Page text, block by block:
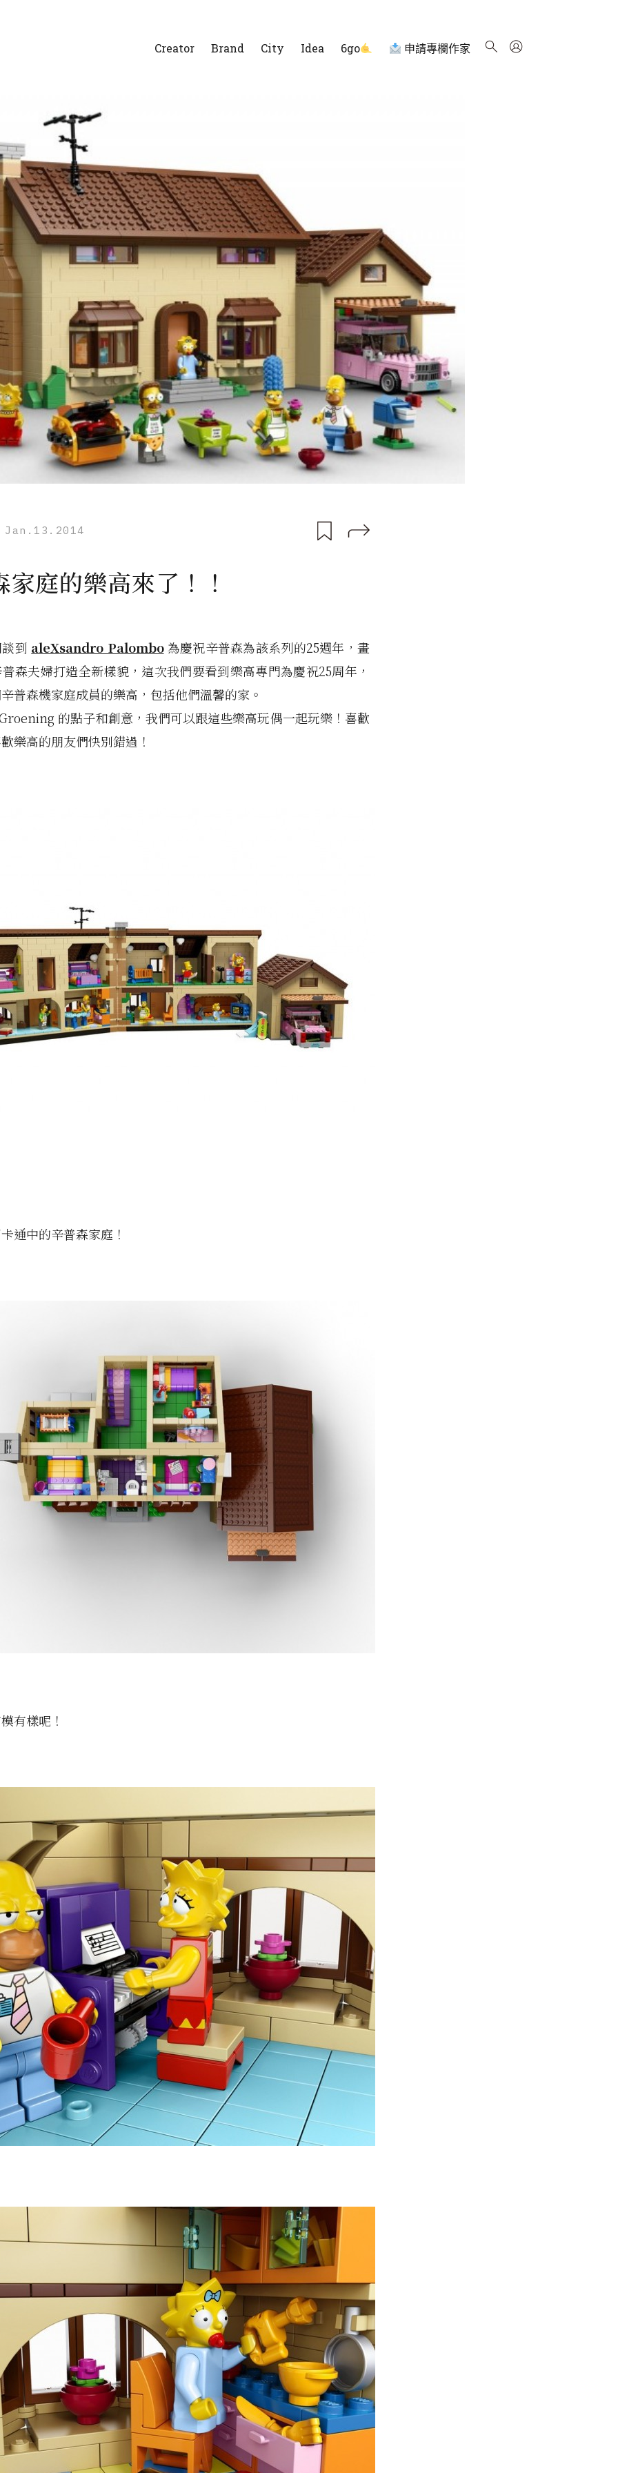
Creator Brand City Idea 6go 申請專欄作家
Jan.13.2014
家庭的樂高來了！！
到 aleXsandro Palombo為慶祝辛普森為該系列的25週年，畫
森夫婦打造全新樣貌，這次我們要看到樂高專門為慶祝25周年，
普森機家庭成員的樂高，包括他們溫馨的家。
的點子和創意，我們可以跟這些樂高玩偶一起玩樂！喜歡
樂高的朋友們快別錯過！
通中的辛普森家庭！
有樣呢！